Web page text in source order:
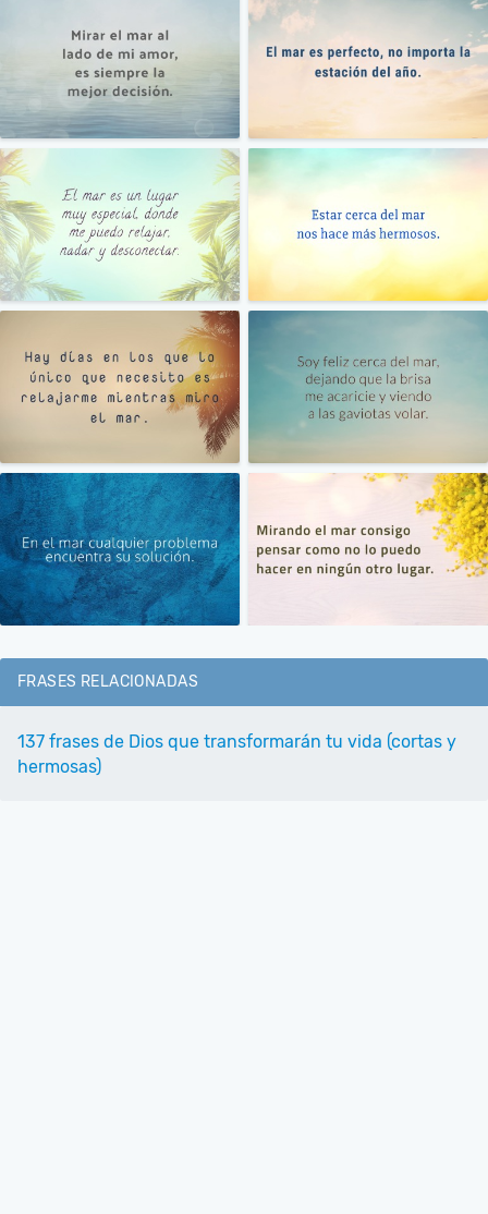
FRASES RELACIONADAS
137 frases de Dios que transformarán tu vida (cortas y
hermosas)